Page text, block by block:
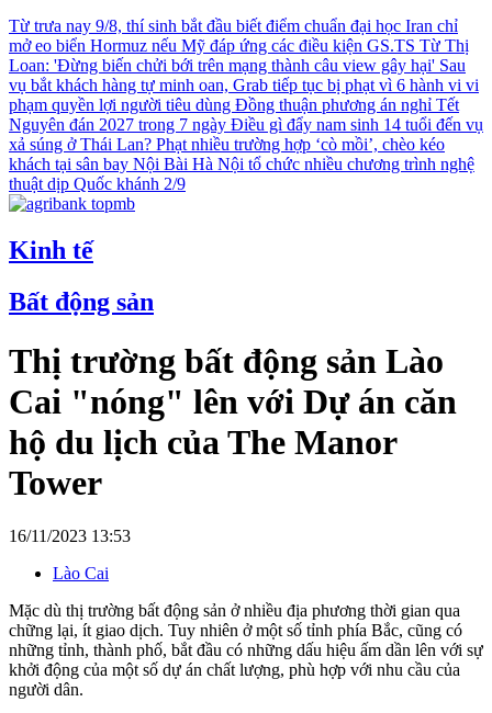
Từ trưa nay 9/8, thí sinh bắt đầu biết điểm chuẩn đại học Iran chỉ
mở eo biển Hormuz nếu Mỹ đáp ứng các điều kiện GS.TS Từ Thị
Loan: 'Đừng biến chửi bới trên mạng thành câu view gây hại' Sau
vụ bắt khách hàng tự minh oan, Grab tiếp tục bị phạt vì 6 hành vi vi
phạm quyền lợi người tiêu dùng Đồng thuận phương án nghỉ Tết
Nguyên đán 2027 trong 7 ngày Điều gì đẩy nam sinh 14 tuổi đến vụ
xả súng ở Thái Lan? Phạt nhiều trường hợp ‘cò mồi’, chèo kéo
khách tại sân bay Nội Bài Hà Nội tổ chức nhiều chương trình nghệ
thuật dịp Quốc khánh 2/9
Kinh tế
Bất động sản
Thị trường bất động sản Lào
Cai "nóng" lên với Dự án căn
hộ du lịch của The Manor
Tower
16/11/2023 13:53
Lào Cai
Mặc dù thị trường bất động sản ở nhiều địa phương thời gian qua
chững lại, ít giao dịch. Tuy nhiên ở một số tỉnh phía Bắc, cũng có
những tỉnh, thành phố, bắt đầu có những dấu hiệu ấm dần lên với sự
khởi động của một số dự án chất lượng, phù hợp với nhu cầu của
người dân.